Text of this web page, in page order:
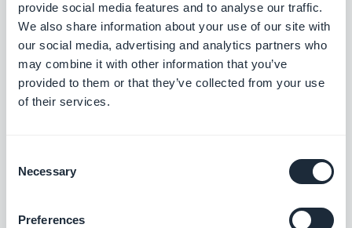
provide social media features and to analyse our traffic.
We also share information about your use of our site with
our social media, advertising and analytics partners who
may combine it with other information that you’ve
provided to them or that they’ve collected from your use
of their services.
Selection
Necessary
Preferences